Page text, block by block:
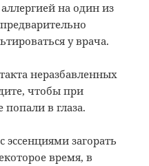
на один из
у врача.
неразбавленных
чтобы при
в глаза.
загорать
время, в